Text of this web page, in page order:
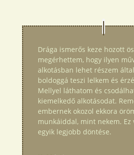
Drága ismerős keze hozott
megérhettem, hogy ilyen
alkotásban lehet részem
boldoggá teszi lelkem és
Mellyel láthatom és
kiemelkedő alkotásodat.
embernek okozol ekkora
munkáiddal, mint nekem. Ez
egyik legjobb döntése.